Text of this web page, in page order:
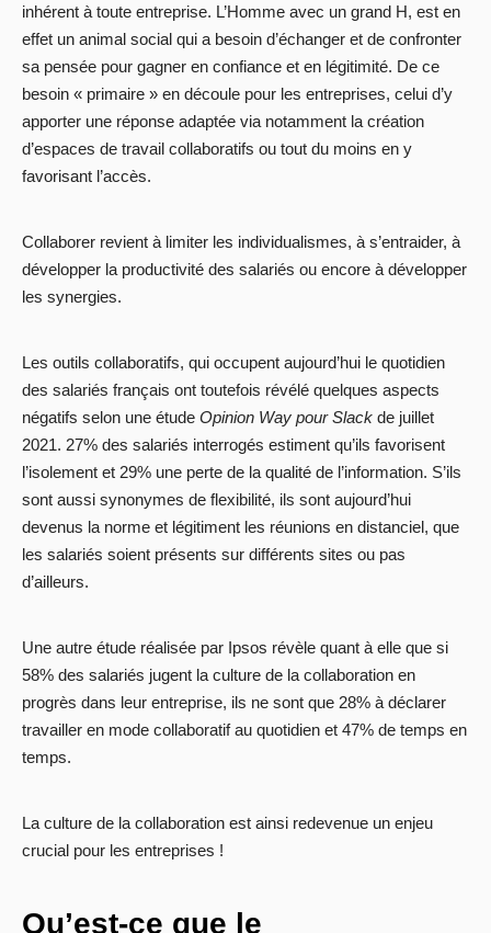
inhérent à toute entreprise. L’Homme avec un grand H, est en
effet un animal social qui a besoin d’échanger et de confronter
sa pensée pour gagner en confiance et en légitimité. De ce
besoin « primaire » en découle pour les entreprises, celui d’y
apporter une réponse adaptée via notamment la création
d’espaces de travail collaboratifs ou tout du moins en y
favorisant l’accès.
Collaborer revient à limiter les individualismes, à s’entraider, à
développer la productivité des salariés ou encore à développer
les synergies.
Les outils collaboratifs, qui occupent aujourd’hui le quotidien
des salariés français ont toutefois révélé quelques aspects
négatifs selon une étude Opinion Way pour Slack de juillet
2021. 27% des salariés interrogés estiment qu’ils favorisent
l’isolement et 29% une perte de la qualité de l’information. S’ils
sont aussi synonymes de flexibilité, ils sont aujourd’hui
devenus la norme et légitiment les réunions en distanciel, que
les salariés soient présents sur différents sites ou pas
d’ailleurs.
Une autre étude réalisée par Ipsos révèle quant à elle que si
58% des salariés jugent la culture de la collaboration en
progrès dans leur entreprise, ils ne sont que 28% à déclarer
travailler en mode collaboratif au quotidien et 47% de temps en
temps.
La culture de la collaboration est ainsi redevenue un enjeu
crucial pour les entreprises !
Qu’est-ce que le